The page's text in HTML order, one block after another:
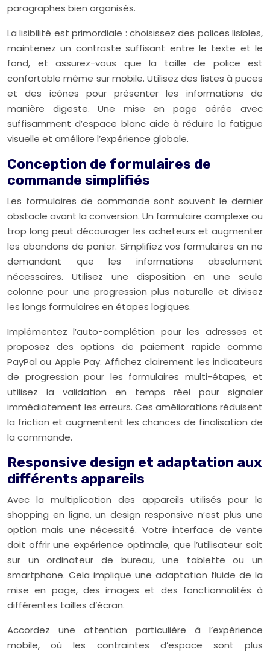
paragraphes bien organisés.
La lisibilité est primordiale : choisissez des polices lisibles,
maintenez un contraste suffisant entre le texte et le
fond, et assurez-vous que la taille de police est
confortable même sur mobile. Utilisez des listes à puces
et des icônes pour présenter les informations de
manière digeste. Une mise en page aérée avec
suffisamment d’espace blanc aide à réduire la fatigue
visuelle et améliore l’expérience globale.
Conception de formulaires de
commande simplifiés
Les formulaires de commande sont souvent le dernier
obstacle avant la conversion. Un formulaire complexe ou
trop long peut décourager les acheteurs et augmenter
les abandons de panier. Simplifiez vos formulaires en ne
demandant que les informations absolument
nécessaires. Utilisez une disposition en une seule
colonne pour une progression plus naturelle et divisez
les longs formulaires en étapes logiques.
Implémentez l’auto-complétion pour les adresses et
proposez des options de paiement rapide comme
PayPal ou Apple Pay. Affichez clairement les indicateurs
de progression pour les formulaires multi-étapes, et
utilisez la validation en temps réel pour signaler
immédiatement les erreurs. Ces améliorations réduisent
la friction et augmentent les chances de finalisation de
la commande.
Responsive design et adaptation aux
différents appareils
Avec la multiplication des appareils utilisés pour le
shopping en ligne, un design responsive n’est plus une
option mais une nécessité. Votre interface de vente
doit offrir une expérience optimale, que l’utilisateur soit
sur un ordinateur de bureau, une tablette ou un
smartphone. Cela implique une adaptation fluide de la
mise en page, des images et des fonctionnalités à
différentes tailles d’écran.
Accordez une attention particulière à l’expérience
mobile, où les contraintes d’espace sont plus